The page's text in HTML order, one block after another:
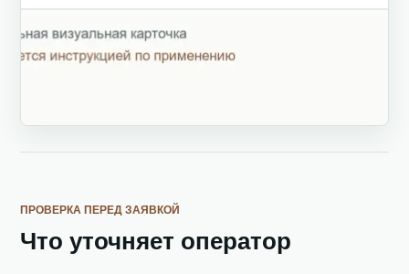
ПРОВЕРКА ПЕРЕД ЗАЯВКОЙ
Что уточняет оператор